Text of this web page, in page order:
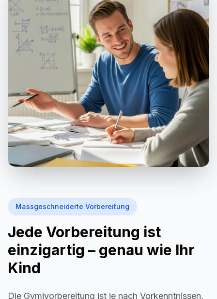
Massgeschneiderte Vorbereitung
Jede Vorbereitung ist
einzigartig – genau wie Ihr
Kind
Die Gymivorbereitung ist je nach Vorkenntnissen,